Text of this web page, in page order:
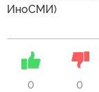
ИноСМИ)
0 0